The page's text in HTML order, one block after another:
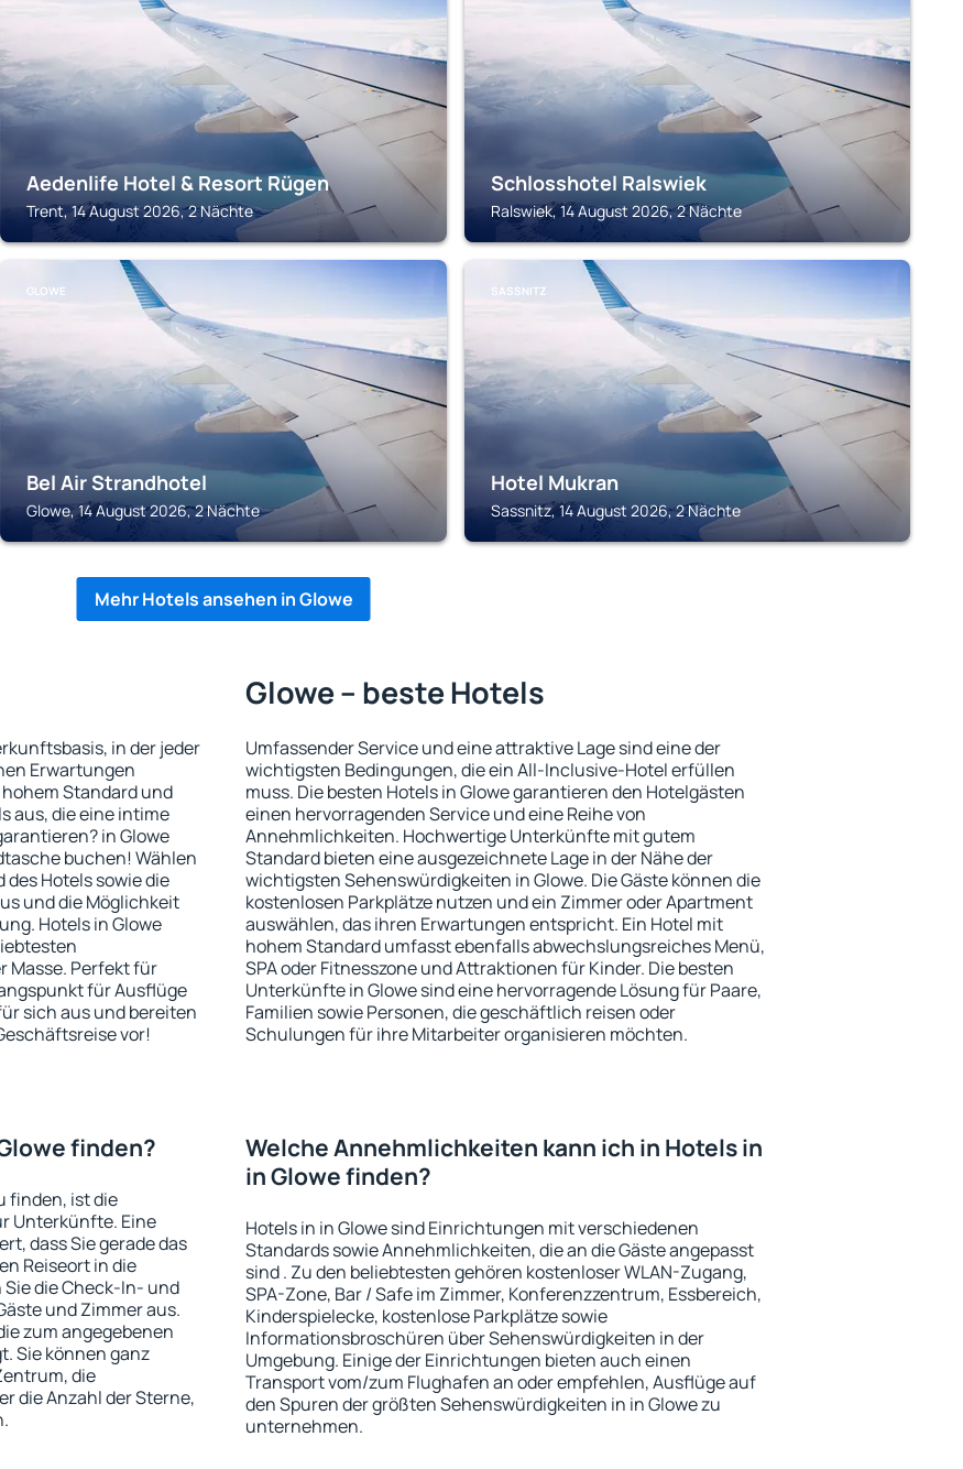
Aedenlife Hotel & Resort Rügen
Trent, 14 August 2026, 2 Nächte
Schlosshotel Ralswiek
Ralswiek, 14 August 2026, 2 Nächte
GLOWE
Bel Air Strandhotel
Glowe, 14 August 2026, 2 Nächte
SASSNITZ
Hotel Mukran
Sassnitz, 14 August 2026, 2 Nächte
Mehr Hotels ansehen in Glowe
in der jeder
Erwartungen
Standard und
aus, die eine intime
in Glowe
buchen! Wählen
Hotels sowie die
und die Möglichkeit
Hotels in Glowe
Masse. Perfekt für
für Ausflüge
sich aus und bereiten
vor!
Glowe – beste Hotels
Umfassender Service und eine attraktive Lage sind eine der
wichtigsten Bedingungen, die ein All-Inclusive-Hotel erfüllen
muss. Die besten Hotels in Glowe garantieren den Hotelgästen
einen hervorragenden Service und eine Reihe von
Annehmlichkeiten. Hochwertige Unterkünfte mit gutem
Standard bieten eine ausgezeichnete Lage in der Nähe der
wichtigsten Sehenswürdigkeiten in Glowe. Die Gäste können die
kostenlosen Parkplätze nutzen und ein Zimmer oder Apartment
auswählen, das ihren Erwartungen entspricht. Ein Hotel mit
hohem Standard umfasst ebenfalls abwechslungsreiches Menü,
SPA oder Fitnesszone und Attraktionen für Kinder. Die besten
Unterkünfte in Glowe sind eine hervorragende Lösung für Paare,
Familien sowie Personen, die geschäftlich reisen oder
Schulungen für ihre Mitarbeiter organisieren möchten.
finden?
finden, ist die
Unterkünfte. Eine
dass Sie gerade das
Reiseort in die
die Check-In- und
und Zimmer aus.
zum angegebenen
Sie können ganz
die
die Anzahl der Sterne,
Welche Annehmlichkeiten kann ich in Hotels in
in Glowe finden?
Hotels in in Glowe sind Einrichtungen mit verschiedenen
Standards sowie Annehmlichkeiten, die an die Gäste angepasst
sind . Zu den beliebtesten gehören kostenloser WLAN-Zugang,
SPA-Zone, Bar / Safe im Zimmer, Konferenzzentrum, Essbereich,
Kinderspielecke, kostenlose Parkplätze sowie
Informationsbroschüren über Sehenswürdigkeiten in der
Umgebung. Einige der Einrichtungen bieten auch einen
Transport vom/zum Flughafen an oder empfehlen, Ausflüge auf
den Spuren der größten Sehenswürdigkeiten in in Glowe zu
unternehmen.